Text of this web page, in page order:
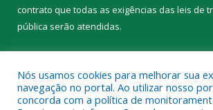
contrato que todas as exigências das leis de
pública serão atendidas.
Nós usamos cookies para melhorar sua
navegação no portal. Ao utilizar nosso
concorda com a política de